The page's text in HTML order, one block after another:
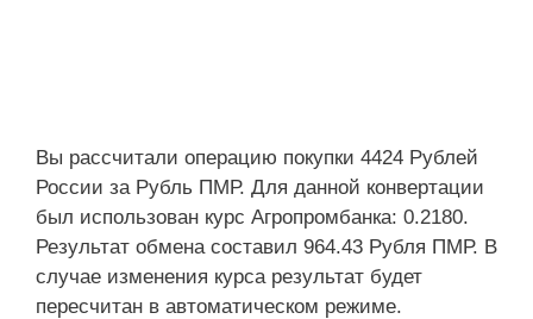
Вы рассчитали операцию покупки 4424 Рублей
России за Рубль ПМР. Для данной конвертации
был использован курс Агропромбанка: 0.2180.
Результат обмена составил 964.43 Рубля ПМР. В
случае изменения курса результат будет
пересчитан в автоматическом режиме.